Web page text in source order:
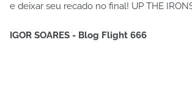
e deixar seu recado no final! UP THE
IGOR SOARES - Blog Flight 666